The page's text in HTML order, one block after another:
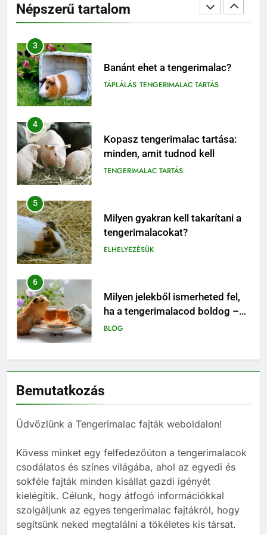
Népszerű tartalom
TÁPLÁLÁS
3
Banánt ehet a tengerimalac?
TÁPLÁLÁS TENGERIMALAC TARTÁS
4
Kopasz tengerimalac tartása:
minden, amit tudnod kell
TENGERIMALAC TARTÁS
5
Milyen gyakran kell takarítani a
tengerimalacokat?
ELHELYEZÉSÜK
6
Milyen jelekből ismerheted fel,
ha a tengerimalacod boldog –
vagy épp unatkozik?
BLOG
7
Miért nem ajánlott egyedül
tartani tengerimalacot – és
hogyan válassz neki megfelelő
társat?
BLOG
Mi kell egy tengerimalacnak?
BLOG
1
Bemutatkozás
Üdvözlünk a Tengerimalac fajták weboldalon!
Kövess minket egy felfedezőúton a tengerimalacok
csodálatos és színes világába, ahol az egyedi és
sokféle fajták minden kisállat gazdi igényét
kielégítik. Célunk, hogy átfogó információkkal
szolgáljunk az egyes tengerimalac fajtákról, hogy
segítsünk neked megtalálni a tökéletes kis társat.